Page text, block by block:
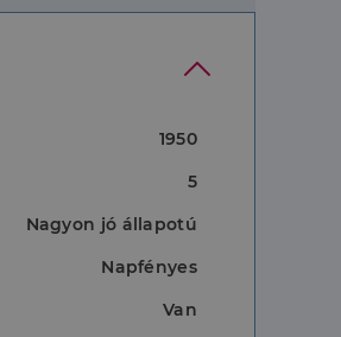
1950
5
Nagyon jó állapotú
Napfényes
Van